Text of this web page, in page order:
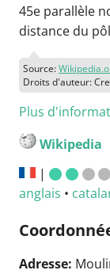
45e parallèle
distance du
Source:
Droits d'auteur:
Plus
Wikipedia
|
anglais •
Adresse: